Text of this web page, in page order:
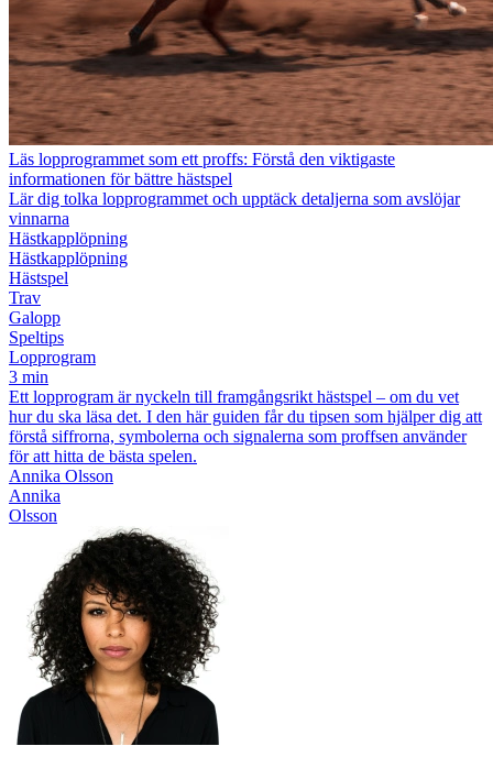
Läs lopprogrammet som ett proffs: Förstå den viktigaste
informationen för bättre hästspel
Lär dig tolka lopprogrammet och upptäck detaljerna som avslöjar
vinnarna
Hästkapplöpning
Hästkapplöpning
Hästspel
Trav
Galopp
Speltips
Lopprogram
3 min
Ett lopprogram är nyckeln till framgångsrikt hästspel – om du vet
hur du ska läsa det. I den här guiden får du tipsen som hjälper dig att
förstå siffrorna, symbolerna och signalerna som proffsen använder
för att hitta de bästa spelen.
Annika Olsson
Annika
Olsson